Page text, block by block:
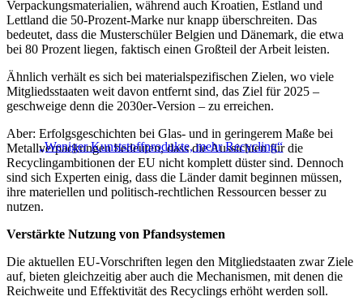
Verpackungsmaterialien, während auch Kroatien, Estland und
Lettland die 50-Prozent-Marke nur knapp überschreiten. Das
bedeutet, dass die Musterschüler Belgien und Dänemark, die etwa
bei 80 Prozent liegen, faktisch einen Großteil der Arbeit leisten.
Ähnlich verhält es sich bei materialspezifischen Zielen, wo viele
Mitgliedsstaaten weit davon entfernt sind, das Ziel für 2025 –
geschweige denn die 2030er-Version – zu erreichen.
„Weniger Kunststoffprodukte, mehr Recycling“
Aber: Erfolgsgeschichten bei Glas- und in geringerem Maße bei
Metallverpackungen bedeuten, dass die Aussichten für die
Recyclingambitionen der EU nicht komplett düster sind. Dennoch
sind sich Experten einig, dass die Länder damit beginnen müssen,
ihre materiellen und politisch-rechtlichen Ressourcen besser zu
nutzen.
Verstärkte Nutzung von Pfandsystemen
Die aktuellen EU-Vorschriften legen den Mitgliedstaaten zwar Ziele
auf, bieten gleichzeitig aber auch die Mechanismen, mit denen die
Reichweite und Effektivität des Recyclings erhöht werden soll.